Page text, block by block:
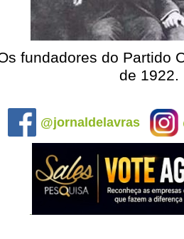
fundadores do Partido
de 1922.
@jornaldelavras